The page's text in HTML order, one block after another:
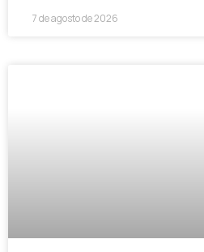
7 de agosto de 2026